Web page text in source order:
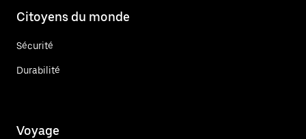
Citoyens du monde
Sécurité
Durabilité
Voyage